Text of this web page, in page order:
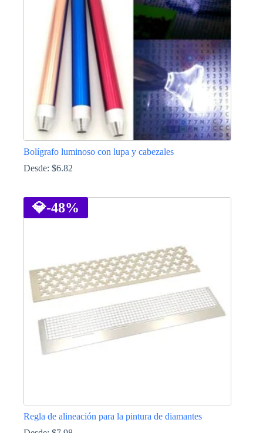
Bolígrafo luminoso con lupa y cabezales
Desde: $6.82
producto
tiene
múltiples
pueden
elegir
en
producto
💎-48%
Regla de alineación para la pintura de diamantes